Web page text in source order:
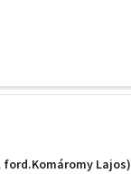
ford.Komáromy Lajos)